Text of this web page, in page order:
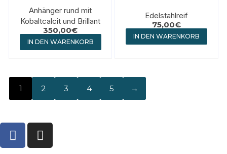
Anhänger rund mit
Kobaltcalcit und Brillant
350,00€
IN DEN WARENKORB
Edelstahlreif
75,00€
IN DEN WARENKORB
1 2 3 4 5 →